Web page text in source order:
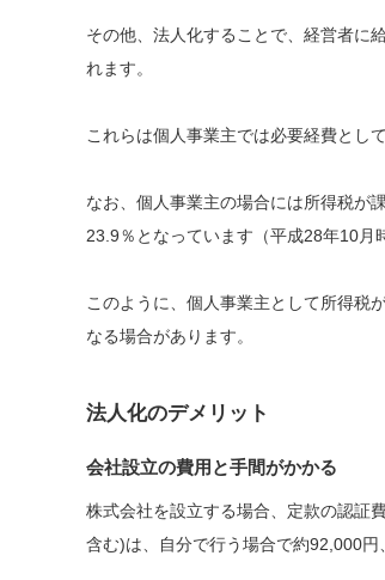
その他、法人化することで、経営者に
れます。
これらは個人事業主では必要経費とし
なお、個人事業主の場合には所得税が
23.9％となっています（平成28年10月
このように、個人事業主として所得税
なる場合があります。
法人化のデメリット
会社設立の費用と手間がかかる
株式会社を設立する場合、定款の認証
含む)は、自分で行う場合で約92,000円